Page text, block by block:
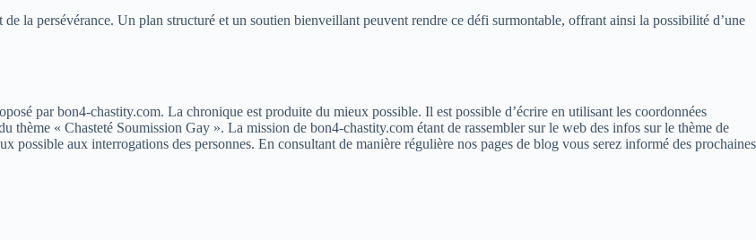
la persévérance. Un plan structuré et un soutien bienveillant peuvent rendre ce défi surmontable, offrant ainsi la possibilité d’une
par bon4-chastity.com. La chronique est produite du mieux possible. Il est possible d’écrire en utilisant les coordonnées
thème « Chasteté Soumission Gay ». La mission de bon4-chastity.com étant de rassembler sur le web des infos sur le thème de
possible aux interrogations des personnes. En consultant de manière régulière nos pages de blog vous serez informé des prochaines